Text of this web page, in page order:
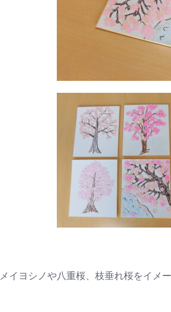
イヨシノや八重桜、枝垂れ桜をイメ